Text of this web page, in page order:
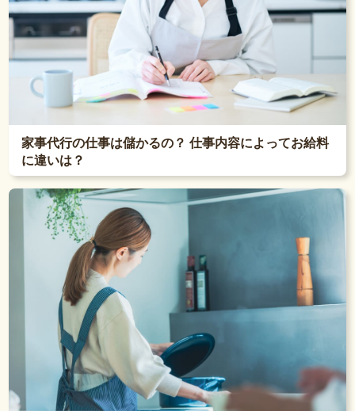
家事代行の仕事は儲かるの？ 仕事内容によってお給料
に違いは？